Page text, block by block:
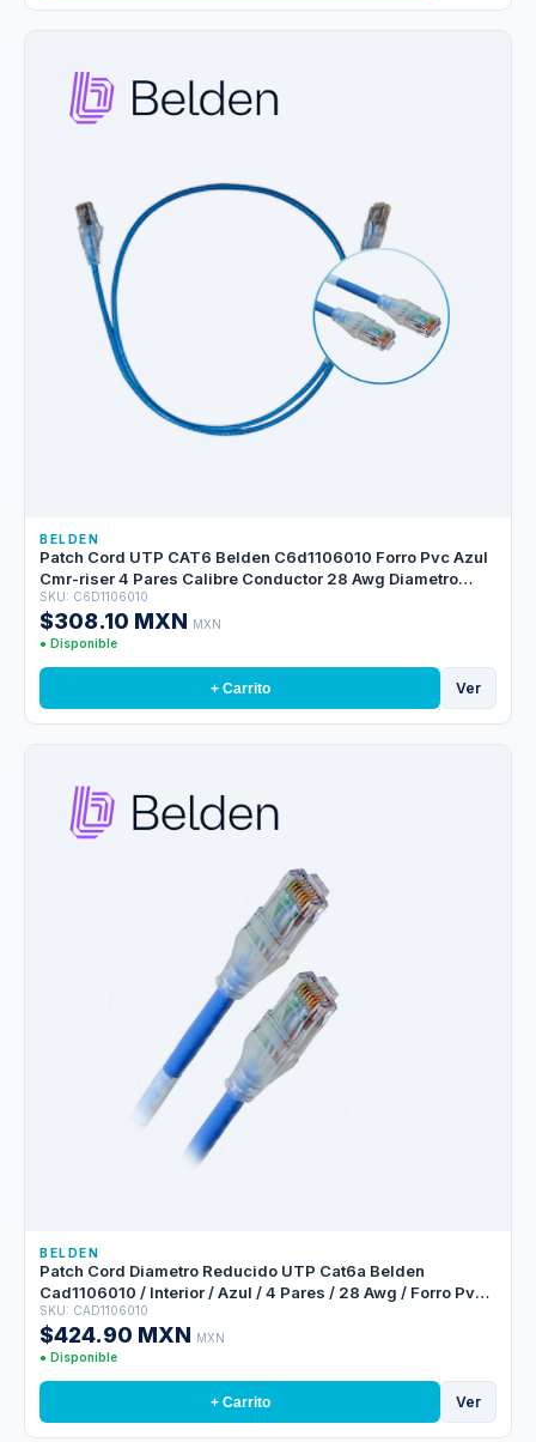
BELDEN
Patch Cord UTP CAT6 Belden C6d1106010 Forro Pvc Azul
Cmr-riser 4 Pares Calibre Conductor 28 Awg Diametro
Reducido Cobre Estañado Multifilar Uso Interior Partes
Relacionadas:conectores Modulares CAT6 Patch Panel
CAT6 Longitud 10 Pies 3 Metros
SKU: C6D1106010
$308.10 MXN MXN
● Disponible
+ Carrito Ver
BELDEN
Patch Cord Diametro Reducido UTP Cat6a Belden
Cad1106010 / Interior / Azul / 4 Pares / 28 Awg / Forro Pvc /
Cmr / 10 Pies 3 Metros
SKU: CAD1106010
$424.90 MXN MXN
● Disponible
+ Carrito Ver